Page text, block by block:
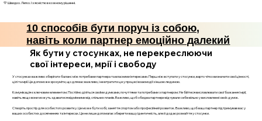
💛 Швидко. Легко. І з ясністю в кожному рішенні.
10 способів бути поруч із собою,
навіть коли партнер емоційно далекий
Як бути у стосунках, не перекреслюючи
свої інтереси, мрії і свободу
У стосунках важливо зберігати баланс між потребами партнера та власними інтересами. Перш ніж вступати у стосунки, варто чітко визначити свої цінності,
цілі та мрії. Це допоможе зрозуміти, що для вас важливо, і не втратити це у процесі взаємодії з іншою людиною.
Комунікація є ключовим елементом. Постійно діліться своїми думками, почуттями та потребами з партнером. Не бійтеся висловлювати свої бажання і мрії,
навіть якщо вони можуть здаватися відмінними від спільних планів. Важливо, щоб обидва партнери відчували себе вільно у висловленні своїх думок.
Створіть простір для особистого розвитку. Це може бути хобі, заняття спортом або професійний розвиток. Важливо, щоб ваш партнер підтримував вас у
ваших особистих досягненнях та інтересах. Це не лише допомагає зберегти вашу ідентичність, але й додає розмаїття у стосунки.